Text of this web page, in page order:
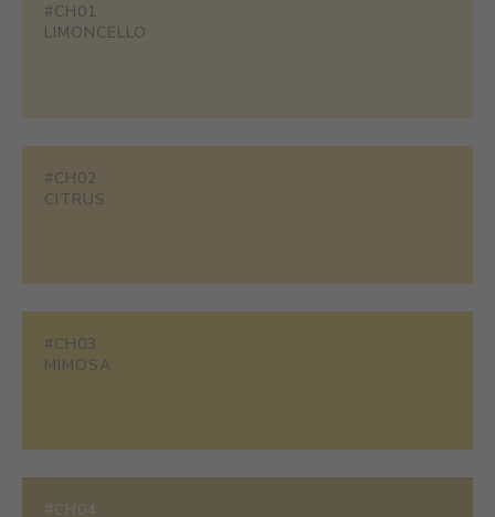
#CH01
LIMONCELLO
#CH02
CITRUS
#CH03
MIMOSA
#CH04